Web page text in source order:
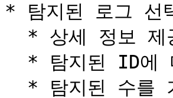
* 탐지된 로그 선